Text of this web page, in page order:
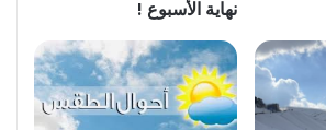
نهاية الأسبوع !